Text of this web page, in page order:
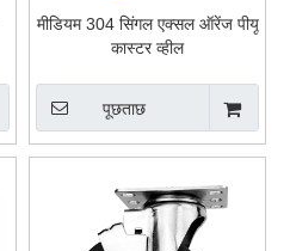
मीडियम 304 सिंगल एक्सल ऑरेंज पीयू
कास्टर व्हील
पूछताछ